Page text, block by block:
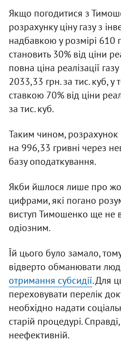
Якщо погодитися з
розрахунку ціну газу з
надбавкою у розмірі 610
становить 30% від ціни
повна ціна реалізації
2033,33 грн. за тис. куб, у
ставкою 70% від ціни
за тис. куб.
Таким чином,
на 996,33 гривні через
базу оподаткування.
Якби йшлося лише про
цифрами, які погано
виступ Тимошенко ще не
одіозним.
Їй цього було замало,
відверто обманювати
отримання субсидії. Для
переховувати перелік
необхідно надати
старій процедурі.
неефективній.